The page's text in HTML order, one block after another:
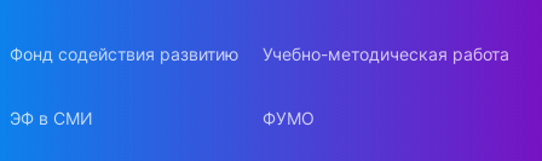
Фонд содействия развитию
ЭФ в СМИ
Учебно-методическая работа
ФУМО